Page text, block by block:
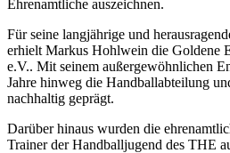
Ehrenamtliche auszeichnen.
Für seine langjährige und
erhielt Markus Hohlwein die Goldene
e.V.. Mit seinem außergewöhnlichen
Jahre hinweg die Handballabteilung
nachhaltig geprägt.
Darüber hinaus wurden die
Trainer der Handballjugend des THE